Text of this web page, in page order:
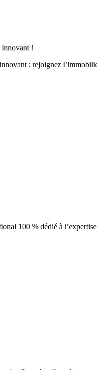
innovant !
: rejoignez
100 % dédié à